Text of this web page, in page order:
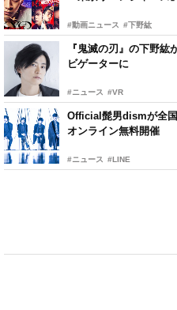
#動画ニュース #下野紘
『鬼滅の刃』の下野
ビゲーターに
#ニュース #VR
Official髭男dismが全
オンライン無料開催
#ニュース #LINE